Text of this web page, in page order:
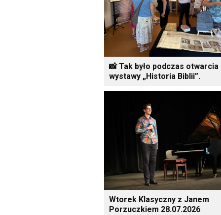
📸 Tak było podczas otwarcia
wystawy „Historia Biblii”.
Wtorek Klasyczny z Janem
Porzuczkiem 28.07.2026